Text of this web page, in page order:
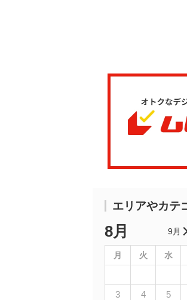
エリアやカテ
8月 9月
月 火 水
3
4 5